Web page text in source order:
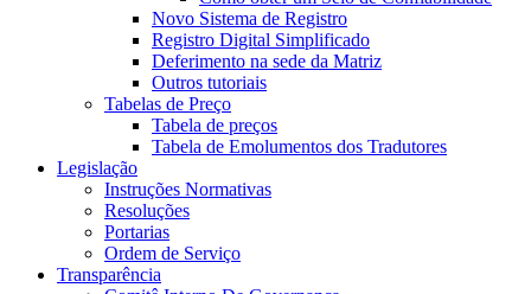
Novo Sistema de Registro
Registro Digital Simplificado
Deferimento na sede da Matriz
Outros tutoriais
Tabelas de Preço
Tabela de preços
Tabela de Emolumentos dos Tradutores
Legislação
Instruções Normativas
Resoluções
Portarias
Ordem de Serviço
Transparência